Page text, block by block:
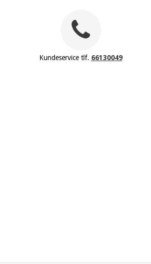
Kundeservice tlf. 66130049